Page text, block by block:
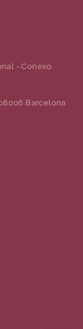
- Conexo.
Barcelona